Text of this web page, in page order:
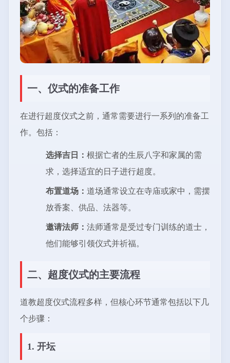
一、仪式的准备工作
在进行超度仪式之前，通常需要进行一系列的准备工
作。包括：
选择吉日： 根据亡者的生辰八字和家属的需
求，选择适宜的日子进行超度。
布置道场： 道场通常设立在寺庙或家中，需摆
放香案、供品、法器等。
邀请法师： 法师通常是受过专门训练的道士，
他们能够引领仪式并祈福。
二、超度仪式的主要流程
道教超度仪式流程多样，但核心环节通常包括以下几
个步骤：
1. 开坛